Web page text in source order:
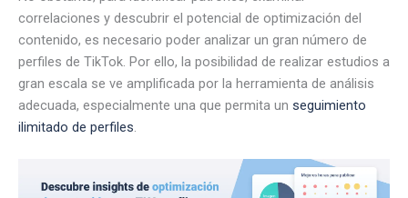
correlaciones y descubrir el potencial de optimización del
contenido, es necesario poder analizar un gran número de
perfiles de TikTok. Por ello, la posibilidad de realizar estudios a
gran escala se ve amplificada por la herramienta de análisis
adecuada, especialmente una que permita un seguimiento
ilimitado de perfiles.